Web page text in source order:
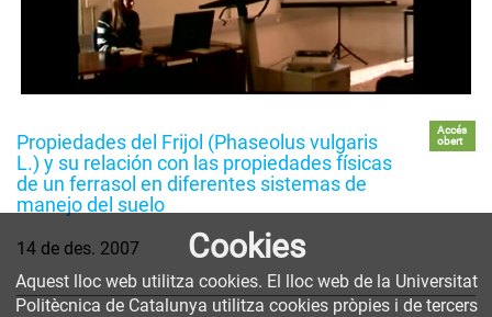
Propiedades del Frijol (Phaseolus vulgaris
L.) y su relación con las propiedades físicas
de un ferrasol en diferentes sistemas de
manejo del suelo
Accés
obert
14 de des. 2007 Cookies
Aquest lloc web utilitza cookies. El lloc web de la Universitat
Politècnica de Catalunya utilitza cookies pròpies i de tercers